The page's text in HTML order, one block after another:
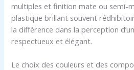
multiples et finition mate ou semi-
plastique brillant souvent
la différence dans la perception
respectueux et élégant.
Le choix des couleurs et des